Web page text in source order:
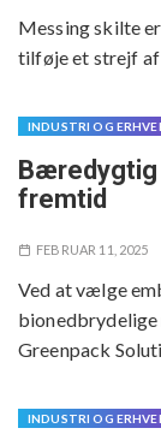
Messing skilte
tilføje et strejf af
INDUSTRI OG
Bæredygtig
fremtid
FEBRUAR 11, 2025
Ved at vælge
bionedbrydelige
Greenpack
INDUSTRI OG